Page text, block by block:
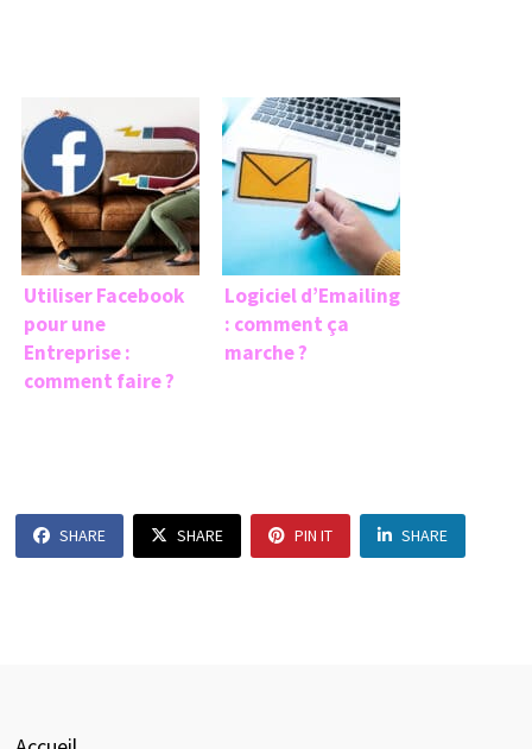
Utiliser Facebook
pour une
Entreprise :
comment faire ?
Logiciel d’Emailing
: comment ça
marche ?
SHARE SHARE PIN IT SHARE